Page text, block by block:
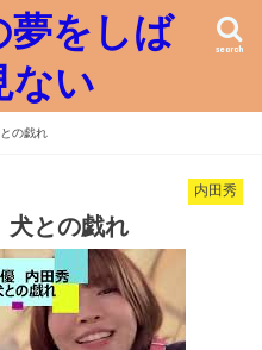
夢をしば
ない
search
の戯れ
内田秀
との戯れ